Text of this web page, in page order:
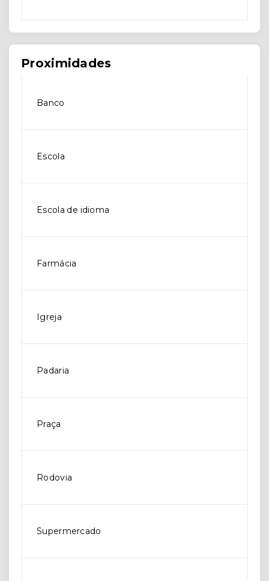
Proximidades
Banco
Escola
Escola de idioma
Farmácia
Igreja
Padaria
Praça
Rodovia
Supermercado